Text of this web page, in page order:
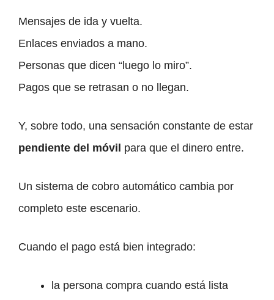
Mensajes de ida y vuelta.
Enlaces enviados a mano.
Personas que dicen “luego lo miro”.
Pagos que se retrasan o no llegan.
Y, sobre todo, una sensación constante de estar
pendiente del móvil para que el dinero entre.
Un sistema de cobro automático cambia por
completo este escenario.
Cuando el pago está bien integrado:
la persona compra cuando está lista